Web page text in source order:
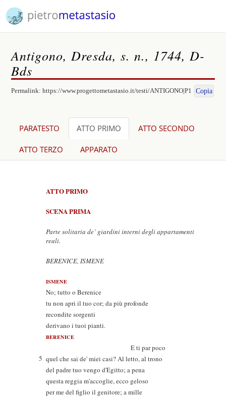
Antigono, Dresda, s. n., 1744, D-
Bds
Permalink:https://www.progettometastasio.it/testi/ANTIGONO|P1 Copia
PARATESTO ATTO PRIMO ATTO SECONDO
ATTO TERZO APPARATO
ATTO PRIMO
SCENA PRIMA
Parte solitaria de’ giardini interni degli appartamenti
reali.
BERENICE, ISMENE
ISMENE
No; tutto o Berenice
tu non apri il tuo cor; da più profonde
recondite sorgenti
derivano i tuoi pianti.
BERENICE
E ti par poco
5 quel che sai de' miei casi? Al letto, al trono
del padre tuo vengo d'Egitto; a pena
questa reggia m'accoglie, ecco geloso
per me del figlio il genitore; a mille